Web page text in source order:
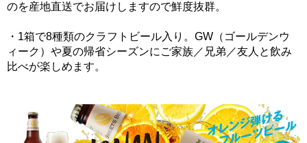
のを産地直送でお届けしますので鮮度抜群。
・1箱で8種類のクラフトビール入り。GW（ゴールデンウ
ィーク）や夏の帰省シーズンにご家族／兄弟／友人と飲み
比べが楽しめます。